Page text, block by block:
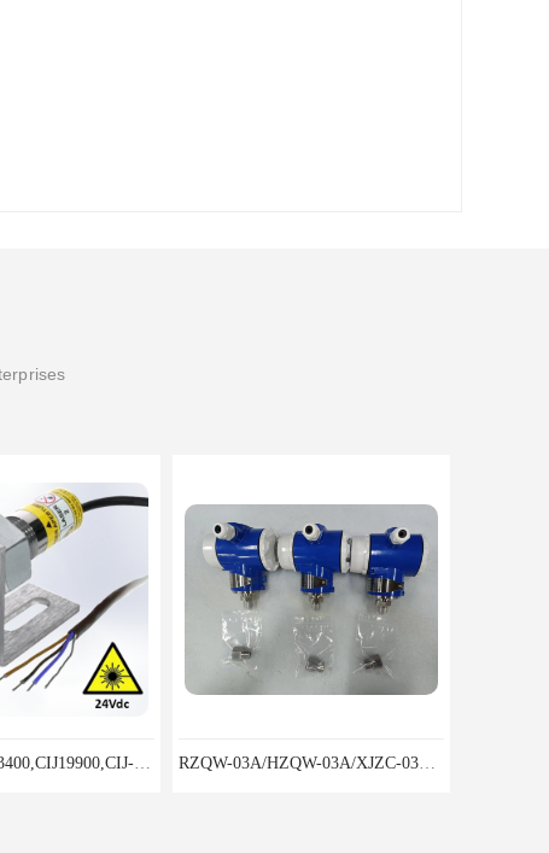
CIJ-13400,CIJ13400,CIJ19900,CIJ-19200,CIJI3500Y转速传感器 RZQW-03A/HZQW-03A/XJZC-03A汽轮机监测装置